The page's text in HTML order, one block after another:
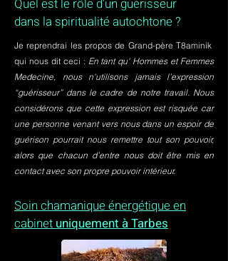
Quel est le rôle d'un guérisseur
dans la spiritualité autochtone ?
Je reprendrai les propos de Grand-père T8aminik
qui nous dit ceci : En tant qu' Hommes et Femmes
Medecine, nous n'utilisons jamais l’expression
“guérisseur” dans le cadre de notre travail. Nous
considérons que cette expression est risquée car
une personne venant vers nous dans un espoir de
guérison pourrait nous remettre tout son pouvoir,
alors que chacun d’entre nous doit être mis en
contact avec son propre pouvoir intérieur.
Soin chamanique énergétique en
cabinet uniquement à Tarbes